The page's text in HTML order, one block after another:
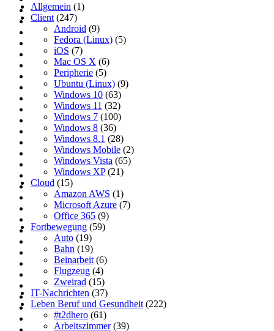
Allgemein (1)
Client (247)
Android (9)
Fedora (Linux) (5)
iOS (7)
Mac OS X (6)
Peripherie (5)
Ubuntu (Linux) (9)
Windows 10 (63)
Windows 11 (32)
Windows 7 (100)
Windows 8 (36)
Windows 8.1 (28)
Windows Mobile (2)
Windows Vista (65)
Windows XP(21)
Cloud (15)
Amazon AWS (1)
Microsoft Azure (7)
Office 365 (9)
Fortbewegung (59)
Auto (19)
Bahn (19)
Beinarbeit (6)
Flugzeug (4)
Zweirad (15)
IT-Nachrichten (37)
Leben Beruf und Gesundheit (222)
#t2dhero (61)
Arbeitszimmer(39)